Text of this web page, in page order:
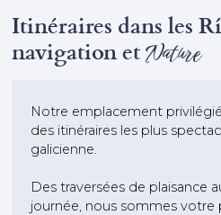
Itinéraires dans les
navigation etNature
Notre emplacement
des itinéraires les plus
galicienne.
Des traversées de plaisance
journée, nous sommes votre